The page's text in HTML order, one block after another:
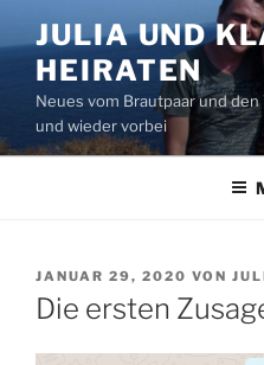
Inhalt
springen
JULIA UND
HEIRATEN
Neues vom Brautpaar und
und wieder vorbei
VERÖFFENTLICHT
AM
JANUAR 29, 2020 VON
Die ersten